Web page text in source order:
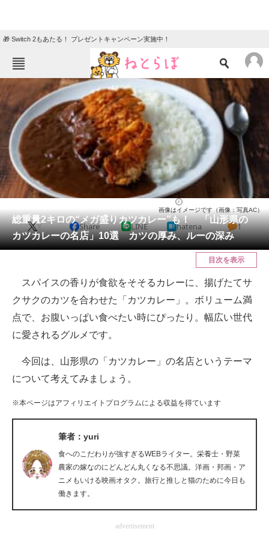
🎁 Switch 2もあたる！ プレゼントキャンペーン実施中！
ねとらぼメニュー
ニュース
エンタメ クイズ
グルメ 地域
住まい 教育・育児
動物 リサーチ
会員記事
メディア
ITの今と未来を見通す
スマホと通信の最新トレンド
ビジネスと働き方のヒント
企業ITのトレンドを詳説
経営リーダーのコミュニティ
ITエンジニア向け専門サイト
総重量2キロの“メガ盛りカツカレー”も！ 「山形県の
カツカレーの名店」10選 カツの厚み、ルーの深み
画像はイメージです（画像：写真AC）
X Share LINE hatena 1
目次を表示
スパイスの香りが食欲をそそるカレーに、揚げたてサ
クサクのカツを合わせた「カツカレー」。ボリューム満
点で、お腹いっぱい食べたい時にぴったり。幅広い世代
に愛されるグルメです。
今回は、山形県の「カツカレー」の名店というテーマ
について考えてみましょう。
※本ページはアフィリエイトプログラムによる収益を得ています
筆者：yuri
食へのこだわりが強すぎるWEBライター。栄養士・野菜
農家の嫁なのにどんどん丸くなる不思議。洋画・邦画・ア
ニメもいける映画オタク。旅行と推しと猫のために今日も
働きます。
advertisement